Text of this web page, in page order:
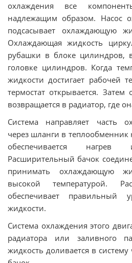
охлаждения все
надлежащим образом. Насос
подсасывает охлаждающую
Охлаждающая жидкость
рубашки в блоке цилиндров,
головке цилиндров. Когда
жидкости достигает рабочей
термостат открывается.
возвращается в радиатор, где
Система направляет часть
через шланги в теплообменник
обеспечивается нагрев
Расширительный бачок
принимать охлаждающую
высокой температурой.
обеспечивает правильный
жидкости.
Система охлаждения этого
радиатора или заливного
жидкость доливается в